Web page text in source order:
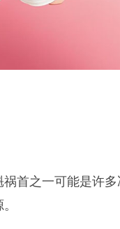
首之一可能是许